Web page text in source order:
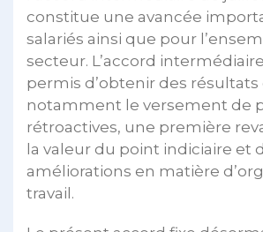
constitue une avancée
salariés ainsi que pour
secteur. L’accord
permis d’obtenir des résultats
notamment le versement de
rétroactives, une première
la valeur du point indiciaire et
améliorations en matière
travail.